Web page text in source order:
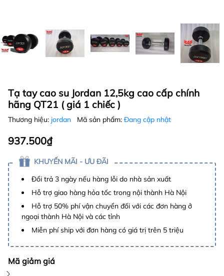
Tạ tay cao su Jordan 12,5kg cao cấp chính
hãng QT21 ( giá 1 chiếc )
Thương hiệu: jordan Mã sản phẩm: Đang cập nhật
937.500₫
KHUYẾN MÃI - ƯU ĐÃI
Đổi trả 3 ngày nếu hàng lỗi do nhà sản xuất
Hỗ trợ giao hàng hỏa tốc trong nội thành Hà Nội
Hỗ trợ 50% phí vận chuyển đối với các đơn hàng ở
ngoại thành Hà Nội và các tỉnh
Miễn phí ship với đơn hàng có giá trị trên 5 triệu
Mã giảm giá